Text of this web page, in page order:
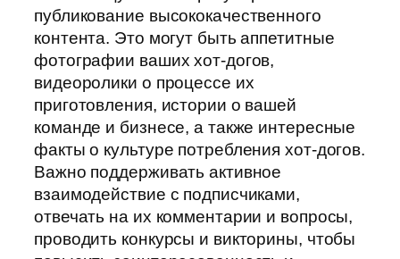
публикование высококачественного
контента. Это могут быть аппетитные
фотографии ваших хот-догов,
видеоролики о процессе их
приготовления, истории о вашей
команде и бизнесе, а также интересные
факты о культуре потребления хот-догов.
Важно поддерживать активное
взаимодействие с подписчиками,
отвечать на их комментарии и вопросы,
проводить конкурсы и викторины, чтобы